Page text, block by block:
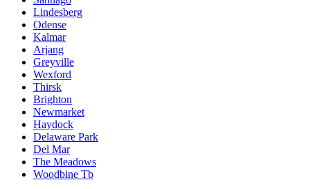
Lindesberg
Odense
Kalmar
Arjang
Greyville
Wexford
Thirsk
Brighton
Newmarket
Haydock
Delaware Park
Del Mar
The Meadows
Woodbine Tb